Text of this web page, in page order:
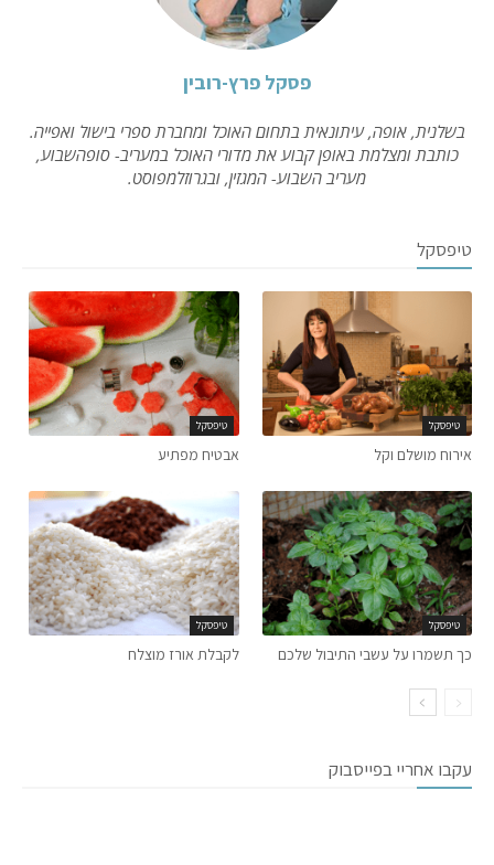
פסקל פרץ-רובין
בשלנית, אופה, עיתונאית בתחום האוכל ומחברת ספרי בישול ואפייה.
כותבת ומצלמת באופן קבוע את מדורי האוכל במעריב- סופהשבוע,
מעריב השבוע- המגזין, ובגרוזלמפוסט.
טיפסקל
טיפסקל
אירוח מושלם וקל
טיפסקל
אבטיח מפתיע
טיפסקל
כך תשמרו על עשבי התיבול שלכם
טיפסקל
לקבלת אורז מוצלח
עקבו אחריי בפייסבוק